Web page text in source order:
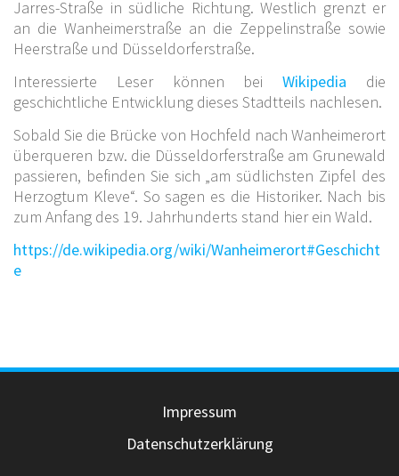
Jarres-Straße in südliche Richtung. Westlich grenzt er
an die Wanheimerstraße an die Zeppelinstraße sowie
Heerstraße und Düsseldorferstraße.
Interessierte Leser können beiWikipedia die
geschichtliche Entwicklung dieses Stadtteils nachlesen.
Sobald Sie die Brücke von Hochfeld nach Wanheimerort
überqueren bzw. die Düsseldorferstraße am Grunewald
passieren, befinden Sie sich „am südlichsten Zipfel des
Herzogtum Kleve“. So sagen es die Historiker. Nach bis
zum Anfang des 19. Jahrhunderts stand hier ein Wald.
https://de.wikipedia.org/wiki/Wanheimerort#Geschicht
e
Impressum
Datenschutzerklärung